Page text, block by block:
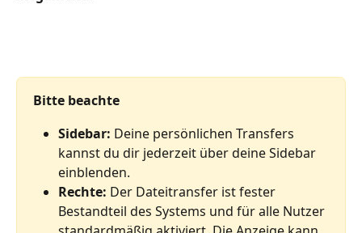
Bitte beachte
Sidebar: Deine persönlichen Transfers
kannst du dir jederzeit über deine Sidebar
einblenden.
Rechte: Der Dateitransfer ist fester
Bestandteil des Systems und für alle Nutzer